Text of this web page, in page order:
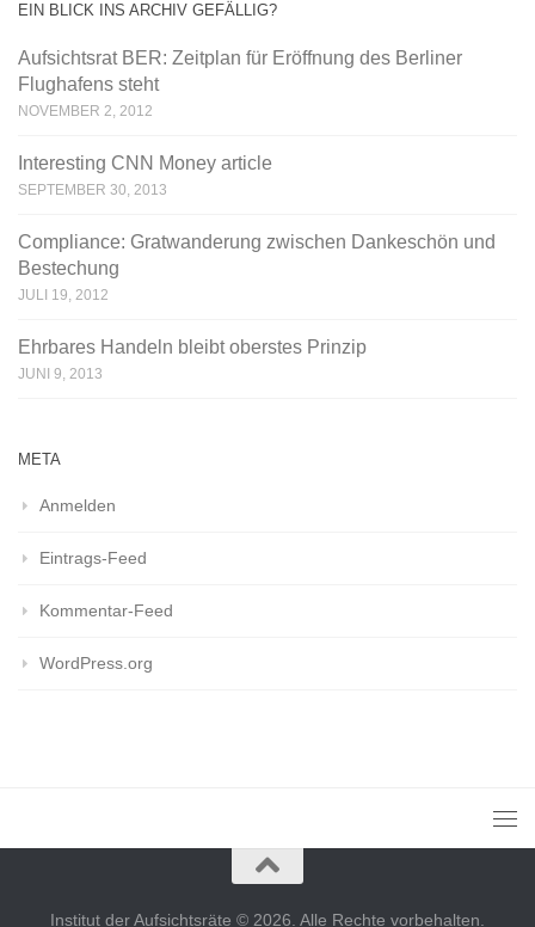
EIN BLICK INS ARCHIV GEFÄLLIG?
Aufsichtsrat BER: Zeitplan für Eröffnung des Berliner
Flughafens steht
NOVEMBER 2, 2012
Interesting CNN Money article
SEPTEMBER 30, 2013
Compliance: Gratwanderung zwischen Dankeschön und
Bestechung
JULI 19, 2012
Ehrbares Handeln bleibt oberstes Prinzip
JUNI 9, 2013
META
Anmelden
Eintrags-Feed
Kommentar-Feed
WordPress.org
Institut der Aufsichtsräte © 2026. Alle Rechte vorbehalten.